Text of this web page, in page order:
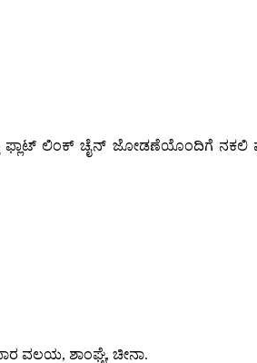
ಫ್ಲಾಟ್ ಲಿಂಕ್ ಚೈನ್ ಜೋಡಣೆಯೊಂದಿಗೆ ನಕಲಿ
ವಲಯ, ಶಾಂಘೈ, ಚೀನಾ.